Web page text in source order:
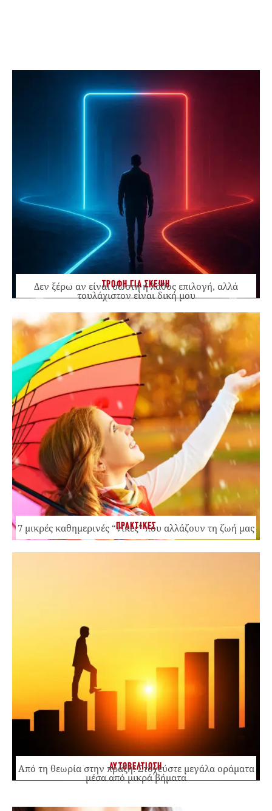
ΤΡΟΦΗ ΓΙΑ ΣΚΕΨΗ
Δεν ξέρω αν είναι σωστή ή λάθος επιλογή, αλλά
τουλάχιστον είναι δική μου
ΠΡΑΚΤΙΚΕΣ
7 μικρές καθημερινές “νίκες” που αλλάζουν τη ζωή μας
ΑΥΤΟΒΕΛΤΙΩΣΗ
Από τη θεωρία στην πράξη: Στοχεύστε μεγάλα οράματα
μέσα από μικρά βήματα